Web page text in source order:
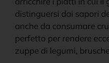
distinguersi dai sapori
anche da consumare
perfetto per rendere
zuppe di legumi,